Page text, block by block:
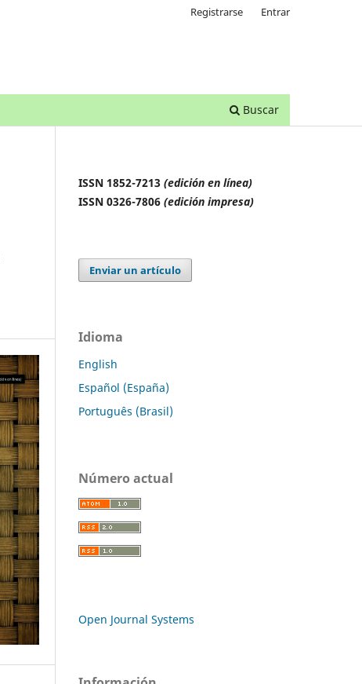
Buscar
Registrarse Entrar
ISSN 1852-7213 (edición en línea)
ISSN 0326-7806 (edición impresa)
Enviar un artículo
Idioma
English
Español (España)
Português (Brasil)
Número actual
Open Journal Systems